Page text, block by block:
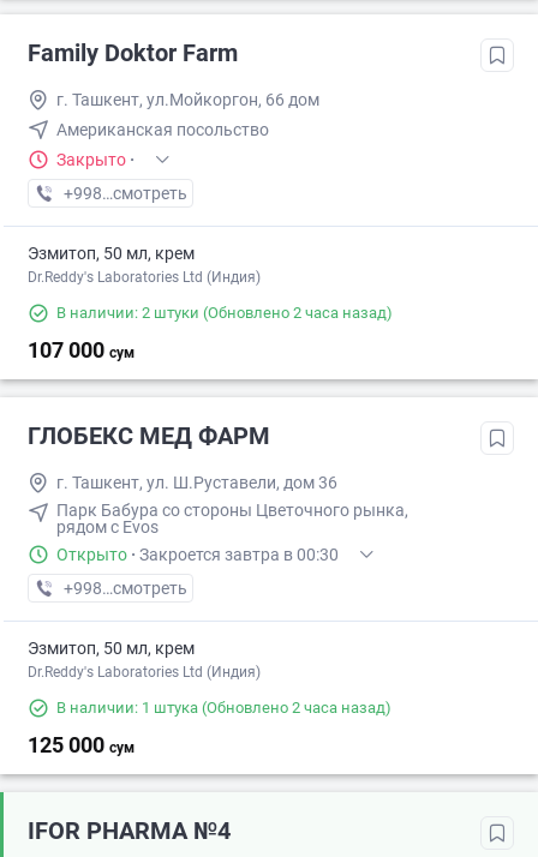
Family Doktor Farm
г. Ташкент, ул.Мойкоргон, 66 дом
Американская посольство
Закрыто ·
+998 (99) XXX-XX-XX
смотреть
Эзмитоп, 50 мл, крем
Dr.Reddy's Laboratories Ltd (Индия)
В наличии: 2 штуки (Обновлено 2 часа назад)
107 000 сум
ГЛОБЕКС МЕД ФАРМ
г. Ташкент, ул. Ш.Руставели, дом 36
Парк Бабура со стороны Цветочного рынка,
рядом с Evos
Открыто · Закроется завтра в 00:30
+998 (71) XXX-XX-XX
смотреть
Эзмитоп, 50 мл, крем
Dr.Reddy's Laboratories Ltd (Индия)
В наличии: 1 штука (Обновлено 2 часа назад)
125 000 сум
IFOR PHARMA №4